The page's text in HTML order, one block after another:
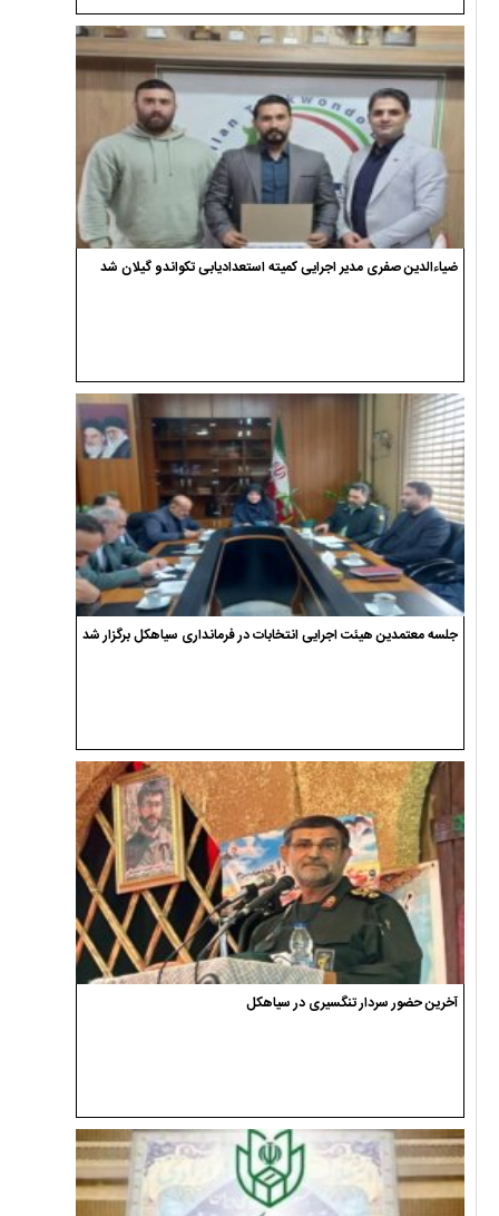
ضیاءالدین صفری مدیر اجرایی کمیته استعدادیابی تکواندو گیلان شد
جلسه معتمدین هیئت اجرایی انتخابات در فرمانداری سیاهکل برگزار شد
آخرین حضور سردار تنگسیری در سیاهکل